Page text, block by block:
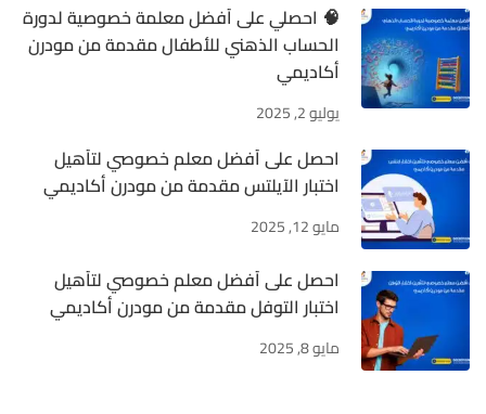
🧠 احصلي على أفضل معلمة خصوصية لدورة
الحساب الذهني للأطفال مقدمة من مودرن
أكاديمي
يوليو 2, 2025
احصل على أفضل معلم خصوصي لتأهيل
اختبار الآيلتس مقدمة من مودرن أكاديمي
مايو 12, 2025
احصل على أفضل معلم خصوصي لتأهيل
اختبار التوفل مقدمة من مودرن أكاديمي
مايو 8, 2025